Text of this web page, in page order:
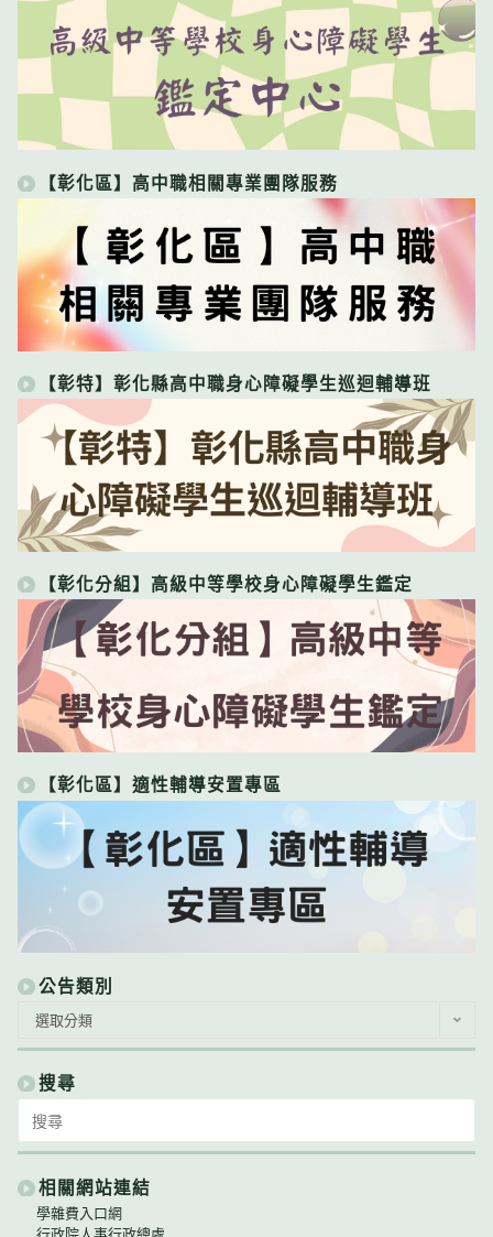
【彰化區】高中職相關專業團隊服務
【彰特】彰化縣高中職身心障礙學生巡迴輔導班
【彰化分組】高級中等學校身心障礙學生鑑定
【彰化區】適性輔導安置專區
公告類別
類
別
選取分類
搜尋
for:
相關網站連結
學雜費入口網